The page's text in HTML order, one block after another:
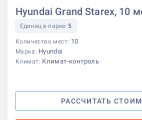
Hyundai Grand Starex, 10
Единиц в парке: 5
Количество мест: 10
Марка: Hyundai
Климат: Климат-контроль
РАССЧИТАТЬ